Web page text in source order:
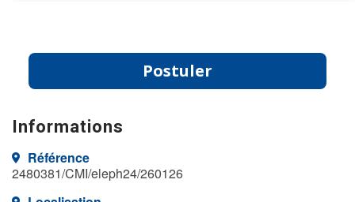
Postuler
Informations
Référence
2480381/CMI/eleph24/260126